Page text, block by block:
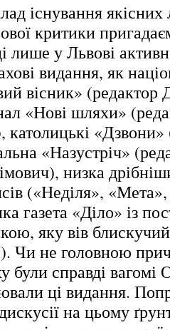
існування якісних
критики
лише у Львові
видання, як
вісник»
«Нові шляхи»
«Дзвони»
«Назустріч»
низка
(«Неділя», «Мета»,
газета «Діло» із
яку вів
Чи не головною
були справді вагомі
ці видання.
на цьому